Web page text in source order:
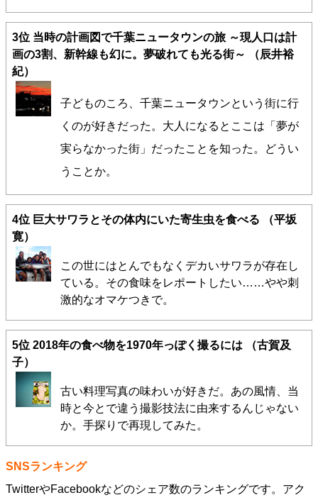
3位 当時の計画図で千葉ニュータウンの旅 ～現人口は計
画の3割、新幹線も幻に。夢破れても光る街～
（辰井裕
紀）
子どものころ、千葉ニュータウンという街に行
くのが好きだった。大人になるとここは「夢が
実らなかった街」だったことを知った。どうい
うことか。
4位 巨大サワラとその体内にいた寄生虫を食べる
（平坂
寛）
この世にはとんでもなくデカいサワラが存在し
ている。その食味をレポートしたい……やや刺
激的なオマケつきで。
5位 2018年の食べ物を1970年っぽく撮るには
（古賀及
子）
古い料理写真の味わいが好きだ。あの風情、当
時と今とで違う撮影技法に由来するんじゃない
か。手探りで再現してみた。
SNSランキング
TwitterやFacebookなどのシェア数のランキングです。アク